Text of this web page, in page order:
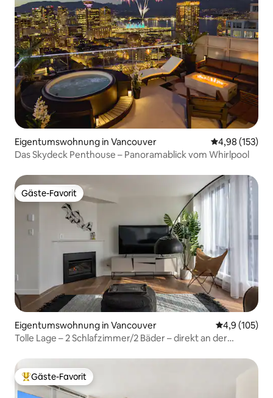
Eigentumswohnung in Vancouver
4,98 (153)
Das Skydeck Penthouse – Panoramablick vom Whirlpool
Gäste-Favorit
Gäste-Favorit
Eigentumswohnung in Vancouver
4,9 (105)
Tolle Lage – 2 Schlafzimmer/2 Bäder – direkt an der
Beliebter Gäste-Favorit.
Gäste-Favorit